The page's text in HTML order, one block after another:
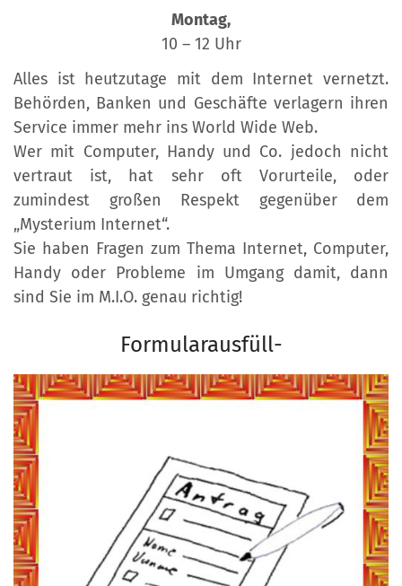
Montag,
10 – 12 Uhr
Alles ist heutzutage mit dem Internet vernetzt.
Behörden, Banken und Geschäfte verlagern ihren
Service immer mehr ins World Wide Web.
Wer mit Computer, Handy und Co. jedoch nicht
vertraut ist, hat sehr oft Vorurteile, oder
zumindest großen Respekt gegenüber dem
„Mysterium Internet“.
Sie haben Fragen zum Thema Internet, Computer,
Handy oder Probleme im Umgang damit, dann
sind Sie im M.I.O. genau richtig!
Formularausfüll-